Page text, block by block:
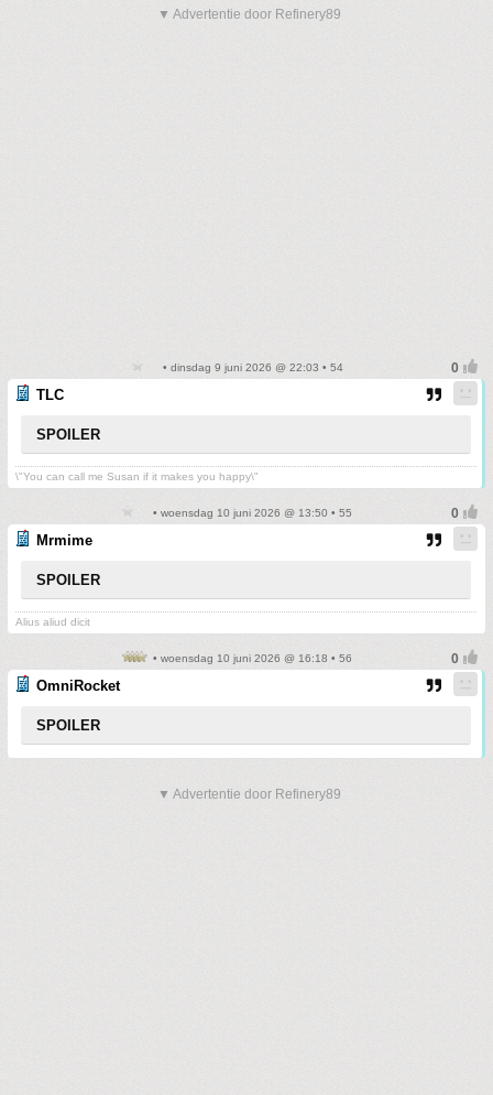
▼ Advertentie door Refinery89
• dinsdag 9 juni 2026 @ 22:03 • 54
TLC
SPOILER
\"You can call me Susan if it makes you happy\"
• woensdag 10 juni 2026 @ 13:50 • 55
Mrmime
SPOILER
Alius aliud dicit
• woensdag 10 juni 2026 @ 16:18 • 56
OmniRocket
SPOILER
▼ Advertentie door Refinery89